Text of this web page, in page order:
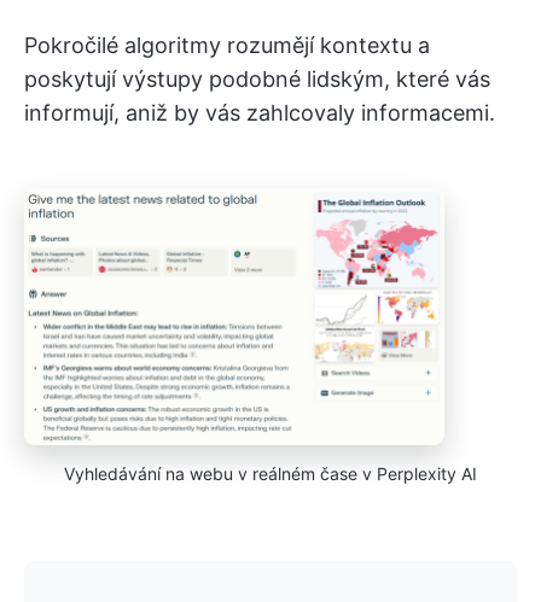
Pokročilé algoritmy rozumějí kontextu a
poskytují výstupy podobné lidským, které vás
informují, aniž by vás zahlcovaly informacemi.
Vyhledávání na webu v reálném čase v Perplexity AI